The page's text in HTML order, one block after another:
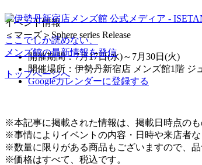
イベント情報
＜マーズ＞Sphere series Release
開催期間：7月17日(水)～7月30日(火)
開催場所：伊勢丹新宿店 メンズ館1階 ジ
Googleカレンダーに登録する
※本記事に掲載された情報は、掲載日時点の
※事情によりイベントの内容・日時や来店者
※数量に限りがある商品もございますので、品
※価格はすべて、税込です。
ここでしか読めない、
メンズ館の最新情報を発信
トップページへ